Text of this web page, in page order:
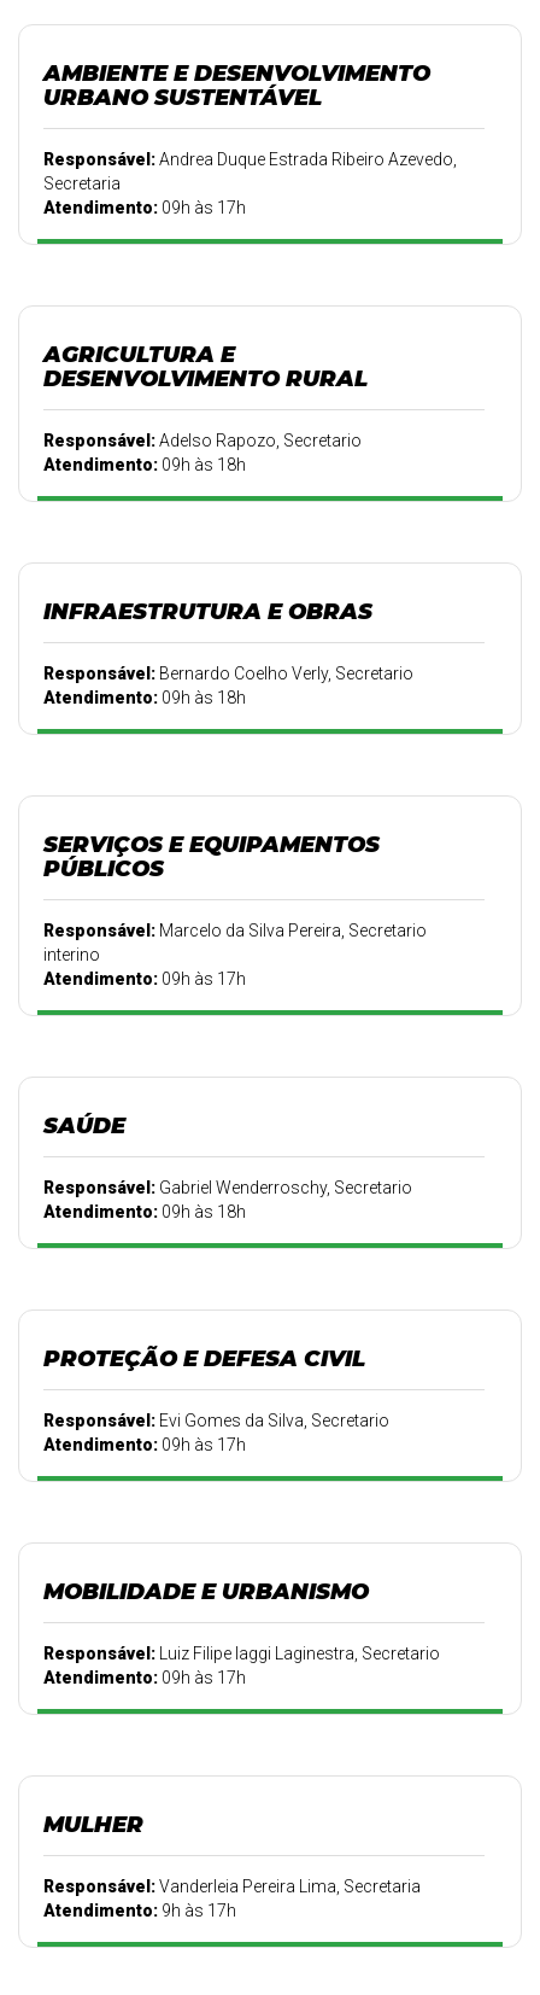
AMBIENTE E DESENVOLVIMENTO
URBANO SUSTENTÁVEL
Responsável:Andrea Duque Estrada Ribeiro Azevedo,
Secretaria
Atendimento: 09h às 17h
AGRICULTURA E
DESENVOLVIMENTO RURAL
Responsável:Adelso Rapozo, Secretario
Atendimento: 09h às 18h
INFRAESTRUTURA E OBRAS
Responsável: Bernardo Coelho Verly, Secretario
Atendimento: 09h às 18h
SERVIÇOS E EQUIPAMENTOS
PÚBLICOS
Responsável: Marcelo da Silva Pereira, Secretario
interino
Atendimento: 09h às 17h
SAÚDE
Responsável: Gabriel Wenderroschy, Secretario
Atendimento: 09h às 18h
PROTEÇÃO E DEFESA CIVIL
Responsável: Evi Gomes da Silva, Secretario
Atendimento: 09h às 17h
MOBILIDADE E URBANISMO
Responsável: Luiz Filipe Iaggi Laginestra, Secretario
Atendimento: 09h às 17h
MULHER
Responsável:Vanderleia Pereira Lima, Secretaria
Atendimento: 9h às 17h